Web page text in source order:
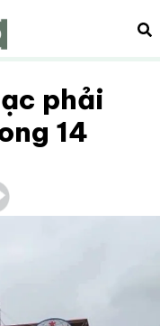
phải
14